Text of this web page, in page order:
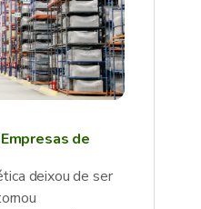
de
deixou de ser